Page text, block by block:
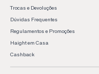
Trocas e Devoluções
Dúvidas Frequentes
Regulamentos e Promoções
Haight em Casa
Cashback